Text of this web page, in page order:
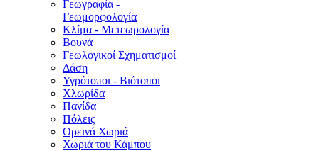
Γεωγραφία -
Γεωμορφολογία
Κλίμα - Mετεωρολογία
Βουνά
Γεωλογικοί Σχηματισμοί
Δάση
Υγρότοποι - Βιότοποι
Χλωρίδα
Πανίδα
Πόλεις
Ορεινά Χωριά
Χωριά του Κάμπου